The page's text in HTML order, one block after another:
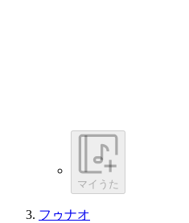
マイうた
フゥナオ